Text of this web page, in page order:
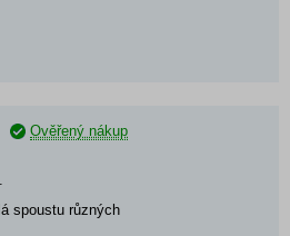
Ověřený nákup
spoustu různých